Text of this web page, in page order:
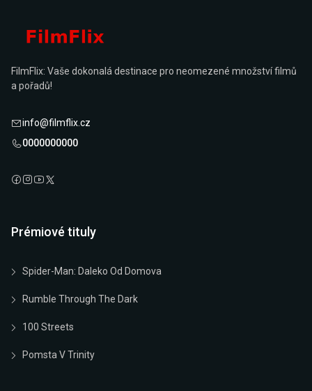
FilmFlix: Vaše dokonalá destinace pro neomezené množství filmů
a pořadů!
info@filmflix.cz
0000000000
Prémiové tituly
Spider-Man: Daleko Od Domova
Rumble Through The Dark
100 Streets
Pomsta V Trinity